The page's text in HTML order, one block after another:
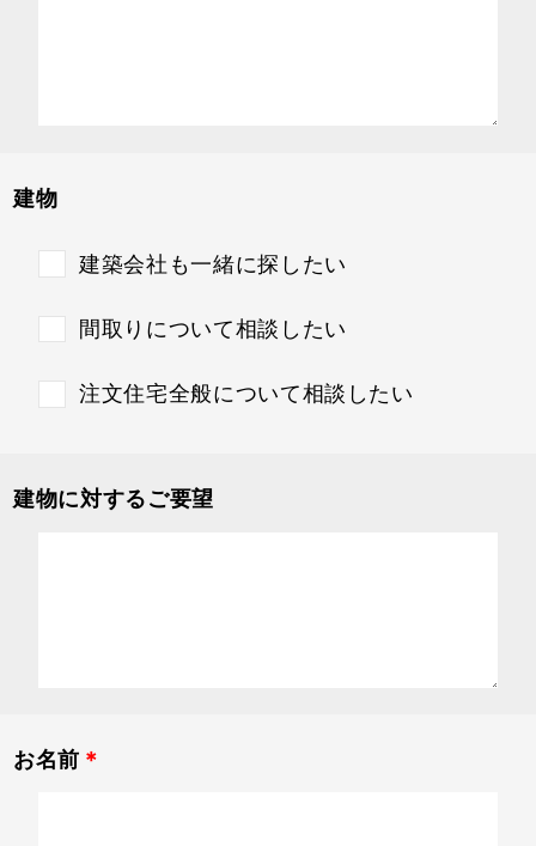
建物
建築会社も一緒に探したい
間取りについて相談したい
注文住宅全般について相談したい
建物に対するご要望
お名前 ＊